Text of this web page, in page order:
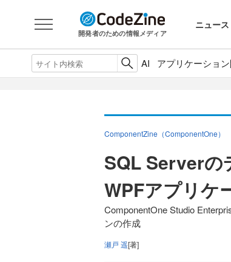
開発者のための情報メディア
ニュース
AI アプリケーショ
ComponentZine（ComponentOne）
SQL Serverの
WPFアプリケ
ComponentOne Studio
ンの作成
瀬戸 遥[著]